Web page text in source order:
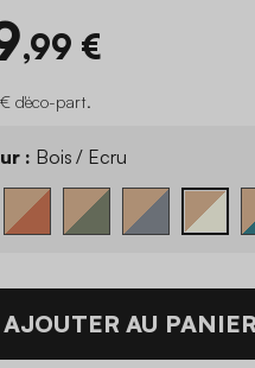
,99 €
d'éco-part.
: Bois / Ecru
AJOUTER AU PANIER